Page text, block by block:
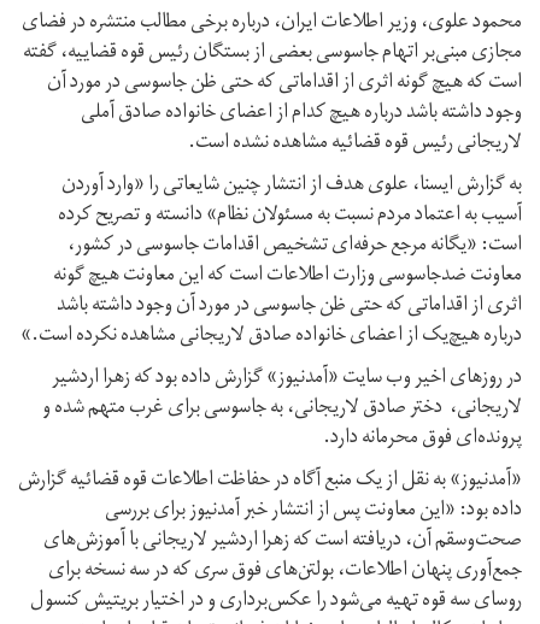
محمود علوی، وزیر اطلاعات ایران، درباره برخی مطالب منتشره در فضای
مجازی مبنی‌بر اتهام جاسوسی بعضی از بستگان رئیس قوه قضاییه، گفته
است که هیچ گونه اثری از اقداماتی که حتی ظن جاسوسی در مورد آن
وجود داشته باشد درباره هیچ کدام از اعضای خانواده صادق آملی
لاریجانی رئیس قوه قضائیه مشاهده نشده است.
به گزارش ایسنا، علوی هدف از انتشار چنین شایعاتی را «وارد آوردن
آسیب به اعتماد مردم نسبت به مسئولان نظام» دانسته و تصریح کرده
است: «یگانه مرجع حرفه‌ای تشخیص اقدامات جاسوسی در کشور،
معاونت ضدجاسوسی وزارت اطلاعات است که این معاونت هیچ گونه
اثری از اقداماتی که حتی ظن جاسوسی در مورد آن وجود داشته باشد
درباره هیچ‌یک از اعضای خانواده صادق لاریجانی مشاهده نکرده است.»
در روزهای اخیر وب سایت «آمدنیوز» گزارش داده بود که زهرا اردشیر
لاریجانی، دختر صادق لاریجانی، به جاسوسی برای غرب متهم شده و
پرونده‌ای فوق محرمانه دارد.
«آمدنیوز» به نقل از یک منبع آگاه در حفاظت اطلاعات قوه قضائیه گزارش
داده بود: «این معاونت پس از انتشار خبر آمدنیوز برای بررسی
صحت‌وسقم آن، دریافته است که زهرا اردشیر لاریجانی با آموزش‌های
جمع‌آوری پنهان اطلاعات، بولتن‌های فوق سری که در سه نسخه برای
روسای سه قوه تهیه می‌شود را عکس‌برداری و در اختیار بریتیش کنسول